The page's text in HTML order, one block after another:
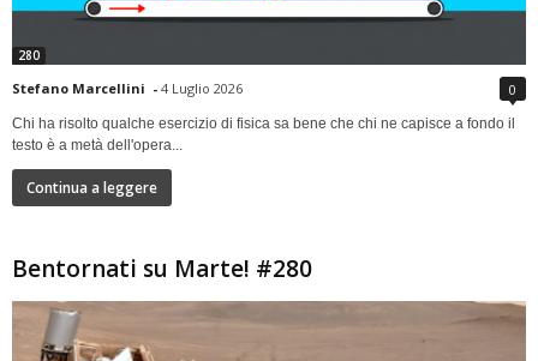
280
Stefano Marcellini - 4 Luglio 2026 0
Chi ha risolto qualche esercizio di fisica sa bene che chi ne capisce a fondo il
testo è a metà dell'opera...
Continua a leggere
Bentornati su Marte! #280